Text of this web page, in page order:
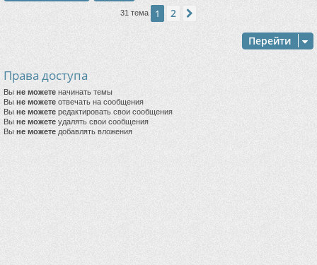
31 тема 1 2
Перейти
Права доступа
Вы не можете начинать темы
Вы не можете отвечать на сообщения
Вы не можете редактировать свои сообщения
Вы не можете удалять свои сообщения
Вы не можете добавлять вложения